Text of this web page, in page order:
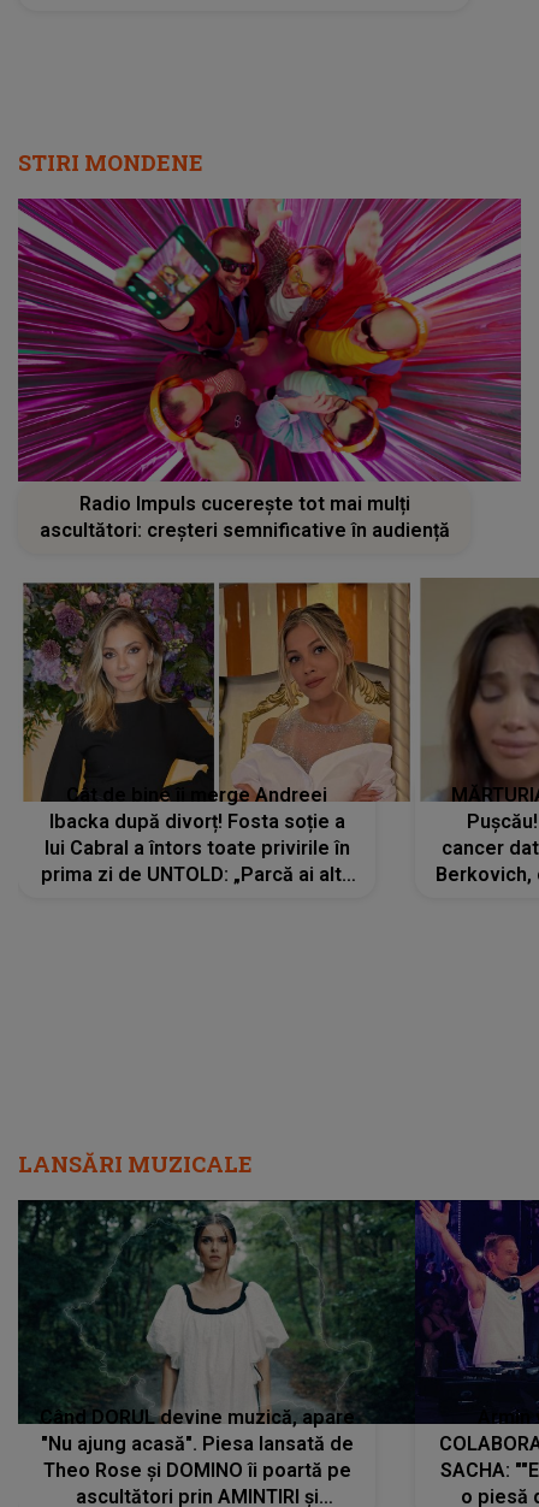
STIRI MONDENE
Radio Impuls cucerește tot mai mulți
ascultători: creșteri semnificative în audiență
Cât de bine îi merge Andreei
Ibacka după divorț! Fosta soție a
lui Cabral a întors toate privirile în
prima zi de UNTOLD: „Parcă ai altă
cancer
Berkovich,
LANSĂRI MUZICALE
Când DORUL devine muzică, apare
"Nu ajung acasă". Piesa lansată de
Theo Rose și DOMINO îi poartă pe
ascultători prin AMINTIRI și
SACHA:
o piesă